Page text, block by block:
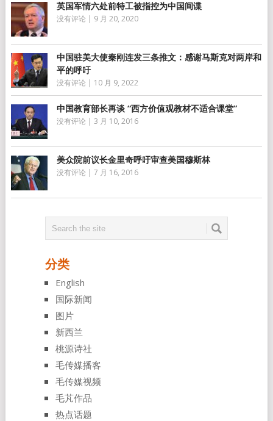
英国军情六处前特工被指控为中国间谍
没有评论 | 9 月 20, 2020
中国驻美大使秦刚连发三条推文：感谢马斯克对两岸和
平的呼吁
没有评论 | 10 月 9, 2022
中国教育部长再谈 “西方价值观教材不适合课堂”
没有评论 | 3 月 10, 2016
美众院前议长金里奇呼吁审查美国穆斯林
没有评论 | 7 月 16, 2016
分类
English
国际新闻
图片
新西兰
桃源诗社
毛传媒播客
毛传媒视频
毛芃作品
热点话题